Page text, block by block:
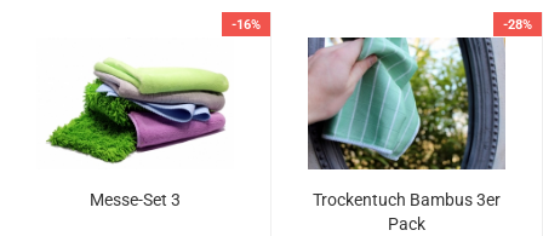
-16%
Messe-Set 3
-28%
Trockentuch Bambus 3er
Pack